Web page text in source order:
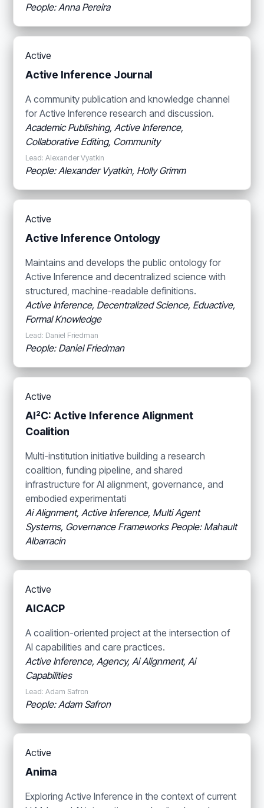
People: Anna Pereira
Active
Active Inference Journal
A community publication and knowledge channel
for Active Inference research and discussion.
Academic Publishing, Active Inference,
Collaborative Editing, Community
Lead: Alexander Vyatkin
People: Alexander Vyatkin, Holly Grimm
Active
Active Inference Ontology
Maintains and develops the public ontology for
Active Inference and decentralized science with
structured, machine-readable definitions.
Active Inference, Decentralized Science, Eduactive,
Formal Knowledge
Lead: Daniel Friedman
People: Daniel Friedman
Active
AI²C: Active Inference Alignment
Coalition
Multi-institution initiative building a research
coalition, funding pipeline, and shared
infrastructure for AI alignment, governance, and
embodied experimentati
Ai Alignment, Active Inference, Multi Agent
Systems, Governance Frameworks People: Mahault
Albarracin
Active
AICACP
A coalition-oriented project at the intersection of
AI capabilities and care practices.
Active Inference, Agency, Ai Alignment, Ai
Capabilities
Lead: Adam Safron
People: Adam Safron
Active
Anima
Exploring Active Inference in the context of current